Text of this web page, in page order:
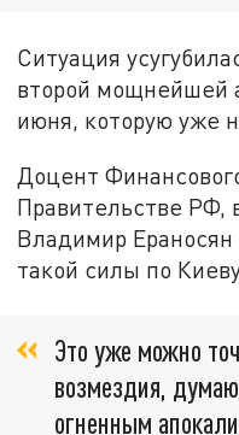
Ситуация
второй мощнейшей
июня, которую уже
Доцент
Правительстве РФ,
Владимир
такой силы по
Это уже можно
возмездия,
огненным